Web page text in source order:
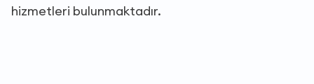
hizmetleri bulunmaktadır.